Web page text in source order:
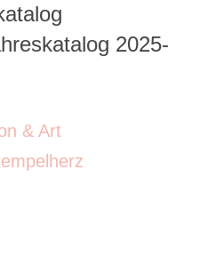
2025-
& Art